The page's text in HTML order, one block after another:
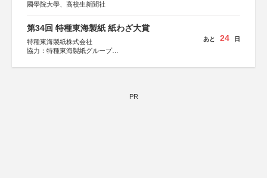
國學院大學、高校生新聞社
第34回 特種東海製紙 紙わざ大賞
特種東海製紙株式会社
協力：特種東海製紙グループ
あと 24 日
PR